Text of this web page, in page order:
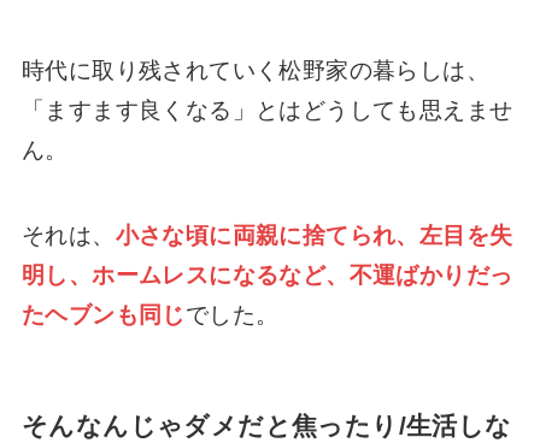
時代に取り残されていく松野家の暮らしは、
「ますます良くなる」とはどうしても思えませ
ん。
それは、 小さな頃に両親に捨てられ、左目を失
明し、ホームレスになるなど、不運ばかりだっ
たヘブンも同じでした。
そんなんじゃダメだと焦ったり/生活しな